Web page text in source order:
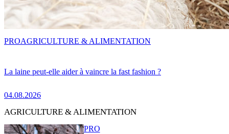
La laine peut-elle aider à vaincre la fast fashion ?
04.08.2026
PROAGRICULTURE & ALIMENTATION
AGRICULTURE & ALIMENTATION
PRO